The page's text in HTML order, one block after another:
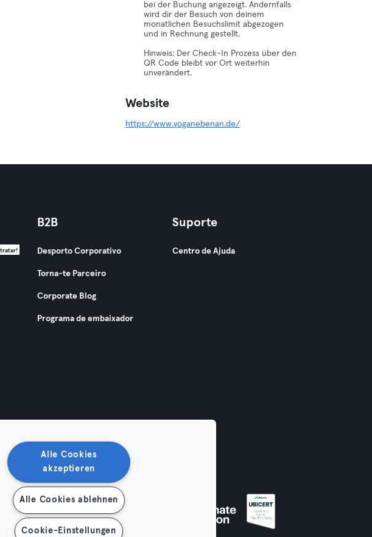
bei der Buchung angezeigt. Andernfalls
wird dir der Besuch von deinem
monatlichen Besuchslimit abgezogen
und in Rechnung gestellt.
Hinweis: Der Check-In Prozess über den
QR Code bleibt vor Ort weiterhin
unverändert.
Website
https://www.yoganebenan.de/
B2B
Desporto Corporativo
Torna-te Parceiro
Corporate Blog
Programa de embaixador
Suporte
Centro de Ajuda
contratos aqui
Alle Cookies
akzeptieren
Alle Cookies ablehnen
Cookie-Einstellungen